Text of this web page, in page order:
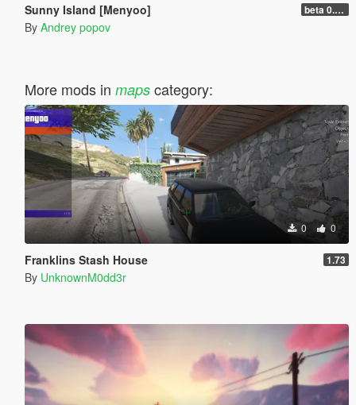
Sunny Island [Menyoo] beta 0.0.1
By Andrey popov
More mods in mapscategory:
0 0
Franklins Stash House 1.73
By UnknownM0dd3r